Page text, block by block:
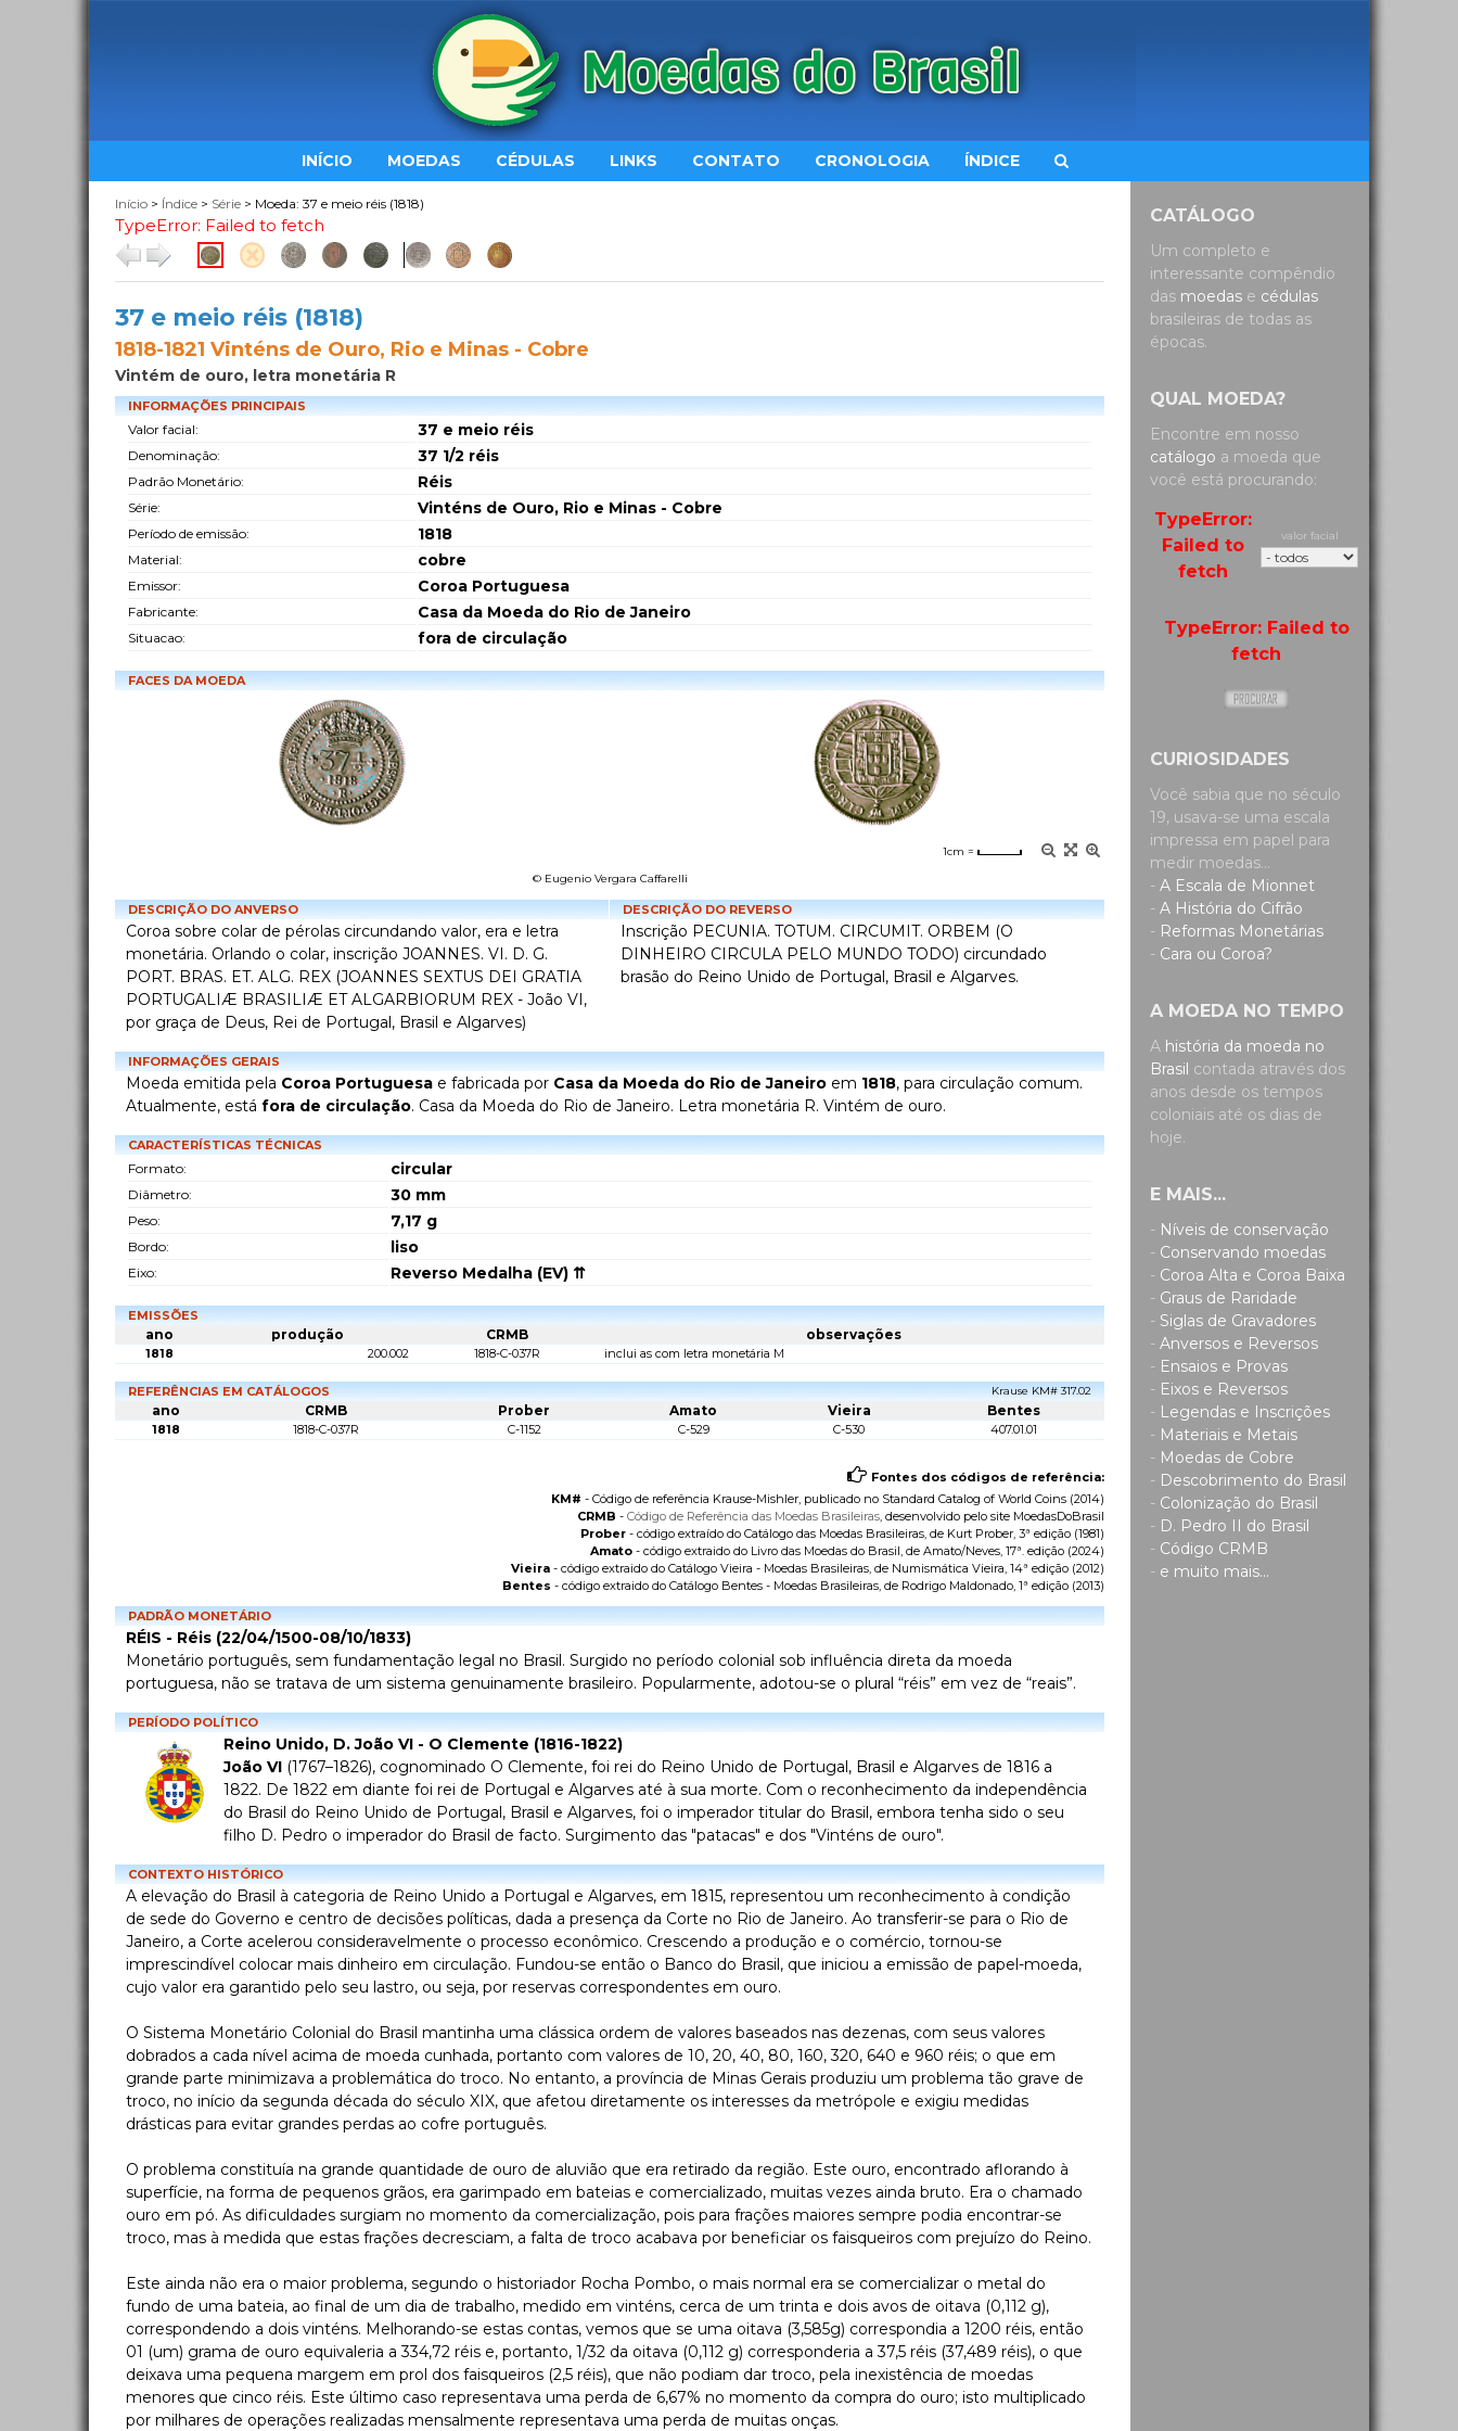
INÍCIO MOEDAS CÉDULAS LINKS CONTATO CRONOLOGIA ÍNDICE
CATÁLOGO
Um completo e
interessante compêndio
das moedas e cédulas
brasileiras de todas as
épocas.
QUAL MOEDA?
Encontre em nosso
catálogo a moeda que
você está procurando:
TypeError:
Failed to
fetch
valor facial
TypeError: Failed to
fetch
CURIOSIDADES
Você sabia que no século
19, usava-se uma escala
impressa em papel para
medir moedas...
- A Escala de Mionnet
- A História do Cifrão
- Reformas Monetárias
- Cara ou Coroa?
A MOEDA NO TEMPO
A história da moeda no
Brasil contada através dos
anos desde os tempos
coloniais até os dias de
hoje.
E MAIS...
- Níveis de conservação
- Conservando moedas
- Coroa Alta e Coroa Baixa
- Graus de Raridade
- Siglas de Gravadores
- Anversos e Reversos
- Ensaios e Provas
- Eixos e Reversos
- Legendas e Inscrições
- Materiais e Metais
- Moedas de Cobre
- Descobrimento do Brasil
- Colonização do Brasil
- D. Pedro II do Brasil
- Código CRMB
- e muito mais...
Início > Índice > Série > Moeda: 37 e meio réis (1818)
TypeError: Failed to fetch
37 e meio réis (1818)
1818-1821 Vinténs de Ouro, Rio e Minas - Cobre
Vintém de ouro, letra monetária R
INFORMAÇÕES PRINCIPAIS
Valor facial: 37 e meio réis
Denominação: 37 1/2 réis
Padrão Monetário: Réis
Série: Vinténs de Ouro, Rio e Minas - Cobre
Período de emissão: 1818
Material: cobre
Emissor: Coroa Portuguesa
Fabricante: Casa da Moeda do Rio de Janeiro
Situacao: fora de circulação
FACES DA MOEDA
1cm =
© Eugenio Vergara Caffarelli
DESCRIÇÃO DO ANVERSO
Coroa sobre colar de pérolas circundando valor, era e letra
monetária. Orlando o colar, inscrição JOANNES. VI. D. G.
PORT. BRAS. ET. ALG. REX (JOANNES SEXTUS DEI GRATIA
PORTUGALIÆ BRASILIÆ ET ALGARBIORUM REX - João VI,
por graça de Deus, Rei de Portugal, Brasil e Algarves)
DESCRIÇÃO DO REVERSO
Inscrição PECUNIA. TOTUM. CIRCUMIT. ORBEM (O
DINHEIRO CIRCULA PELO MUNDO TODO) circundado
brasão do Reino Unido de Portugal, Brasil e Algarves.
INFORMAÇÕES GERAIS
Moeda emitida pela Coroa Portuguesa e fabricada por Casa da Moeda do Rio de Janeiro em 1818, para circulação comum.
Atualmente, está fora de circulação. Casa da Moeda do Rio de Janeiro. Letra monetária R. Vintém de ouro.
CARACTERÍSTICAS TÉCNICAS
Formato: circular
Diâmetro: 30 mm
Peso: 7,17 g
Bordo: liso
Eixo: Reverso Medalha (EV) ⇈
EMISSÕES
ano produção CRMB observações
1818 200.002 1818-C-037R inclui as com letra monetária M
REFERÊNCIAS EM CATÁLOGOS Krause KM# 317.02
ano CRMB Prober Amato Vieira Bentes
1818 1818-C-037R C-1152 C-529 C-530 407.01.01
Fontes dos códigos de referência:
KM# - Código de referência Krause-Mishler, publicado no Standard Catalog of World Coins (2014)
CRMB - Código de Referência das Moedas Brasileiras, desenvolvido pelo site MoedasDoBrasil
Prober - código extraído do Catálogo das Moedas Brasileiras, de Kurt Prober, 3ª edição (1981)
Amato - código extraido do Livro das Moedas do Brasil, de Amato/Neves, 17ª. edição (2024)
Vieira - código extraido do Catálogo Vieira - Moedas Brasileiras, de Numismática Vieira, 14ª edição (2012)
Bentes - código extraido do Catálogo Bentes - Moedas Brasileiras, de Rodrigo Maldonado, 1ª edição (2013)
PADRÃO MONETÁRIO
RÉIS - Réis (22/04/1500-08/10/1833)
Monetário português, sem fundamentação legal no Brasil. Surgido no período colonial sob influência direta da moeda
portuguesa, não se tratava de um sistema genuinamente brasileiro. Popularmente, adotou-se o plural “réis” em vez de “reais”.
PERÍODO POLÍTICO
Reino Unido, D. João VI - O Clemente (1816-1822)
João VI (1767–1826), cognominado O Clemente, foi rei do Reino Unido de Portugal, Brasil e Algarves de 1816 a
1822. De 1822 em diante foi rei de Portugal e Algarves até à sua morte. Com o reconhecimento da independência
do Brasil do Reino Unido de Portugal, Brasil e Algarves, foi o imperador titular do Brasil, embora tenha sido o seu
filho D. Pedro o imperador do Brasil de facto. Surgimento das "patacas" e dos "Vinténs de ouro".
CONTEXTO HISTÓRICO
A elevação do Brasil à categoria de Reino Unido a Portugal e Algarves, em 1815, representou um reconhecimento à condição
de sede do Governo e centro de decisões políticas, dada a presença da Corte no Rio de Janeiro. Ao transferir-se para o Rio de
Janeiro, a Corte acelerou consideravelmente o processo econômico. Crescendo a produção e o comércio, tornou-se
imprescindível colocar mais dinheiro em circulação. Fundou-se então o Banco do Brasil, que iniciou a emissão de papel-moeda,
cujo valor era garantido pelo seu lastro, ou seja, por reservas correspondentes em ouro.
O Sistema Monetário Colonial do Brasil mantinha uma clássica ordem de valores baseados nas dezenas, com seus valores
dobrados a cada nível acima de moeda cunhada, portanto com valores de 10, 20, 40, 80, 160, 320, 640 e 960 réis; o que em
grande parte minimizava a problemática do troco. No entanto, a província de Minas Gerais produziu um problema tão grave de
troco, no início da segunda década do século XIX, que afetou diretamente os interesses da metrópole e exigiu medidas
drásticas para evitar grandes perdas ao cofre português.
O problema constituía na grande quantidade de ouro de aluvião que era retirado da região. Este ouro, encontrado aflorando à
superfície, na forma de pequenos grãos, era garimpado em bateias e comercializado, muitas vezes ainda bruto. Era o chamado
ouro em pó. As dificuldades surgiam no momento da comercialização, pois para frações maiores sempre podia encontrar-se
troco, mas à medida que estas frações decresciam, a falta de troco acabava por beneficiar os faisqueiros com prejuízo do Reino.
Este ainda não era o maior problema, segundo o historiador Rocha Pombo, o mais normal era se comercializar o metal do
fundo de uma bateia, ao final de um dia de trabalho, medido em vinténs, cerca de um trinta e dois avos de oitava (0,112 g),
correspondendo a dois vinténs. Melhorando-se estas contas, vemos que se uma oitava (3,585g) correspondia a 1200 réis, então
01 (um) grama de ouro equivaleria a 334,72 réis e, portanto, 1/32 da oitava (0,112 g) corresponderia a 37,5 réis (37,489 réis), o que
deixava uma pequena margem em prol dos faisqueiros (2,5 réis), que não podiam dar troco, pela inexistência de moedas
menores que cinco réis. Este último caso representava uma perda de 6,67% no momento da compra do ouro; isto multiplicado
por milhares de operações realizadas mensalmente representava uma perda de muitas onças.